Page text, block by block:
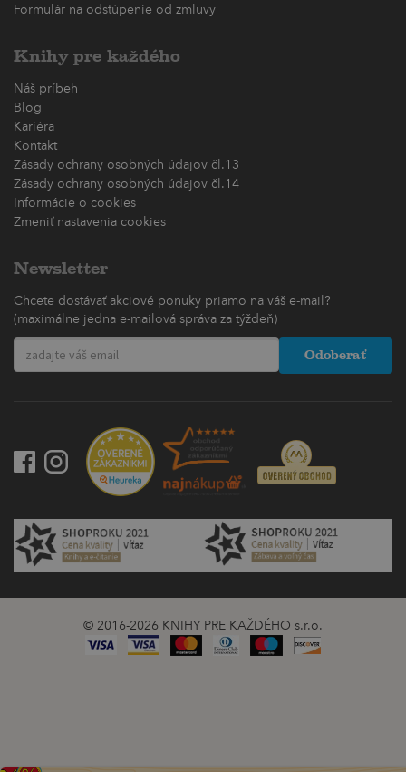
Formulár na odstúpenie od zmluvy
Knihy pre každého
Náš príbeh
Blog
Kariéra
Kontakt
Zásady ochrany osobných údajov čl.13
Zásady ochrany osobných údajov čl.14
Informácie o cookies
Zmeniť nastavenia cookies
Newsletter
Chcete dostávať akciové ponuky priamo na váš e-mail?
(maximálne jedna e-mailová správa za týždeň)
Odoberať
© 2016-2026 KNIHY PRE KAŽDÉHO s.r.o.